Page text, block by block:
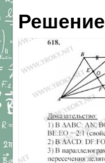
Решение